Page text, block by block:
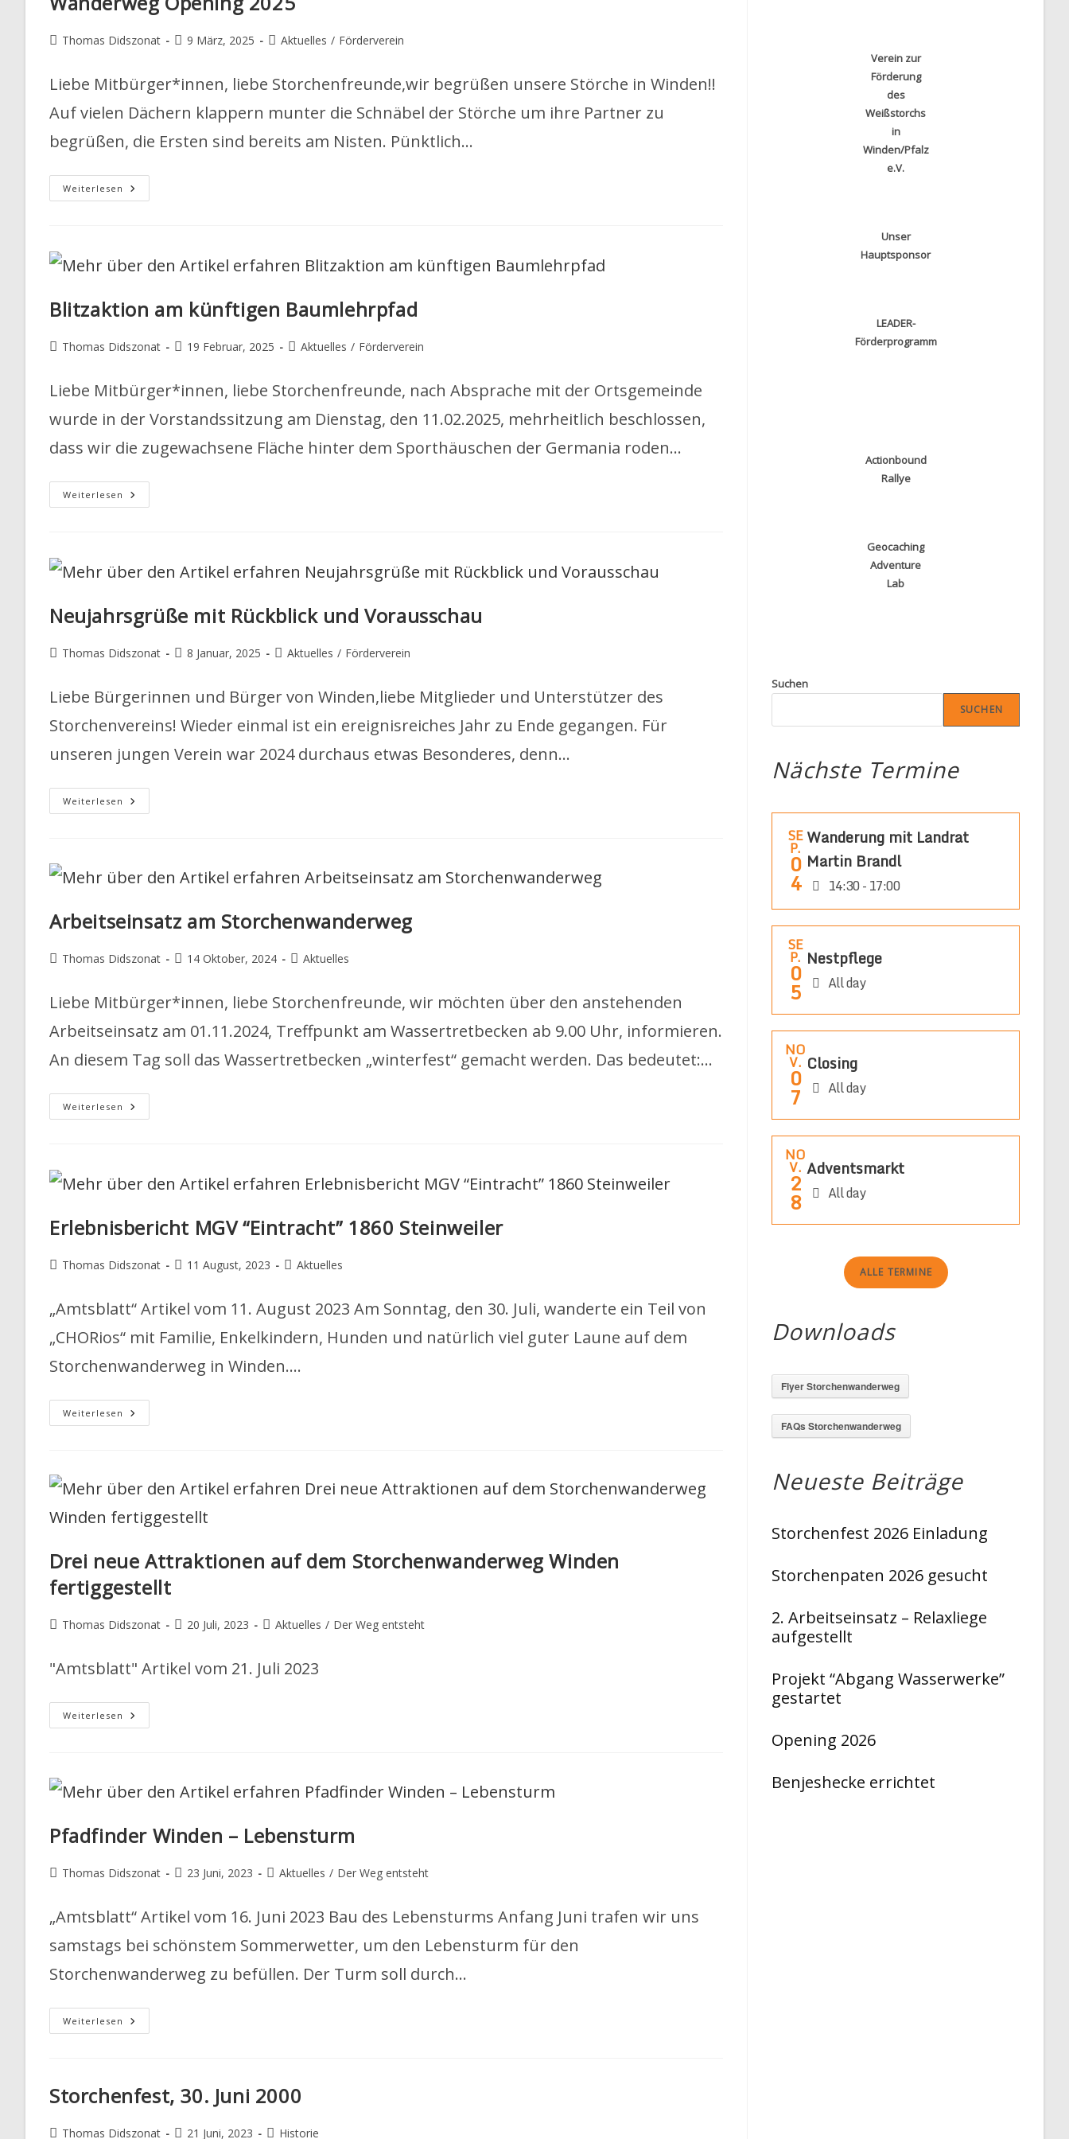
E
Beitrags-
Thomas Didszonat
Beitrag
9 März, 2025
Beitrags-
Aktuelles / Förderverein
Liebe Mitbürger*innen, liebe Storchenfreunde,wir begrüßen unsere Störche in Winden!!
Auf vielen Dächern klappern munter die Schnäbel der Störche um ihre Partner zu
begrüßen, die Ersten sind bereits am Nisten. Pünktlich…
Weiterlesen Wanderweg
Opening
Blitzaktion am künftigen Baumlehrpfad
Beitrags-
Thomas Didszonat
Beitrag
19 Februar, 2025
Beitrags-
Aktuelles / Förderverein
Liebe Mitbürger*innen, liebe Storchenfreunde, nach Absprache mit der Ortsgemeinde
wurde in der Vorstandssitzung am Dienstag, den 11.02.2025, mehrheitlich beschlossen,
dass wir die zugewachsene Fläche hinter dem Sporthäuschen der Germania roden…
Weiterlesen Blitzaktion
Am
Neujahrsgrüße mit Rückblick und Vorausschau
Beitrags-
Thomas Didszonat
Beitrag
8 Januar, 2025
Beitrags-
Aktuelles / Förderverein
Liebe Bürgerinnen und Bürger von Winden,liebe Mitglieder und Unterstützer des
Storchenvereins! Wieder einmal ist ein ereignisreiches Jahr zu Ende gegangen. Für
unseren jungen Verein war 2024 durchaus etwas Besonderes, denn…
Weiterlesen Neujahrsgrüße
Mit
Arbeitseinsatz am Storchenwanderweg
Beitrags-
Thomas Didszonat
Beitrag
14 Oktober, 2024
Beitrags-
Aktuelles
Liebe Mitbürger*innen, liebe Storchenfreunde, wir möchten über den anstehenden
Arbeitseinsatz am 01.11.2024, Treffpunkt am Wassertretbecken ab 9.00 Uhr, informieren.
An diesem Tag soll das Wassertretbecken „winterfest“ gemacht werden. Das bedeutet:…
Weiterlesen Arbeitseinsatz
Am
Erlebnisbericht MGV “Eintracht” 1860 Steinweiler
Beitrags-
Thomas Didszonat
Beitrag
11 August, 2023
Beitrags-
Aktuelles
„Amtsblatt“ Artikel vom 11. August 2023 Am Sonntag, den 30. Juli, wanderte ein Teil von
„CHORios“ mit Familie, Enkelkindern, Hunden und natürlich viel guter Laune auf dem
Storchenwanderweg in Winden.…
Weiterlesen Erlebnisbericht
MGV
Drei neue Attraktionen auf dem Storchenwanderweg Winden
fertiggestellt
Beitrags-
Thomas Didszonat
Beitrag
20 Juli, 2023
Beitrags-
Aktuelles / Der Weg entsteht
"Amtsblatt" Artikel vom 21. Juli 2023
Weiterlesen Drei
Neue
Winden
Fertiggestellt
Pfadfinder Winden – Lebensturm
Beitrags-
Thomas Didszonat
Beitrag
23 Juni, 2023
Beitrags-
Aktuelles / Der Weg entsteht
„Amtsblatt“ Artikel vom 16. Juni 2023 Bau des Lebensturms Anfang Juni trafen wir uns
samstags bei schönstem Sommerwetter, um den Lebensturm für den
Storchenwanderweg zu befüllen. Der Turm soll durch…
Weiterlesen Pfadfinder
Winden
Storchenfest, 30. Juni 2000
Beitrags-
Thomas Didszonat Beitrag
21 Juni, 2023 Beitrags-
Historie
Verein zur
Förderung
des
Weißstorchs
in
Winden/Pfalz
e.V.
Unser
Hauptsponsor
LEADER-
Förderprogramm
Actionbound
Rallye
Geocaching
Adventure
Lab
Suchen
SUCHEN
Nächste Termine
SE
P.
0
4
Wanderung mit Landrat
Martin Brandl
14:30 - 17:00
SE
P.
0
5
Nestpflege
All day
NO
V.
0
7
Closing
All day
NO
V.
2
8
Adventsmarkt
All day
ALLE TERMINE
Downloads
Flyer Storchenwanderweg
FAQs Storchenwanderweg
Neueste Beiträge
Storchenfest 2026 Einladung
Storchenpaten 2026 gesucht
2. Arbeitseinsatz – Relaxliege
aufgestellt
Projekt “Abgang Wasserwerke”
gestartet
Opening 2026
Benjeshecke errichtet